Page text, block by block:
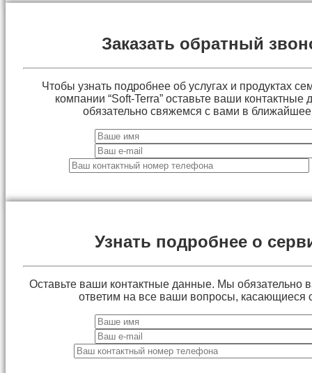
Заказать обратный
Чтобы узнать подробнее об услугах и продуктах
компании “Soft-Terra” оставьте ваши
обязательно свяжемся с вами в
Узнать подробнее о
Оставьте ваши контактные данные. Мы обязательно
ответим на все ваши вопросы, касающиеся